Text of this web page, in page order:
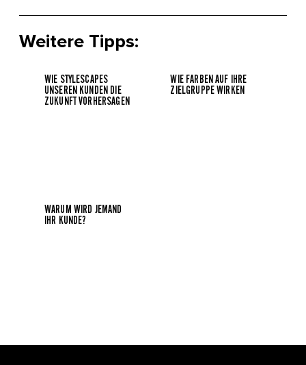
Weitere Tipps:
WIE STYLESCAPES
UNSEREN KUNDEN DIE
ZUKUNFT VORHERSAGEN
WIE FARBEN AUF IHRE
ZIELGRUPPE WIRKEN
WARUM WIRD JEMAND
IHR KUNDE?